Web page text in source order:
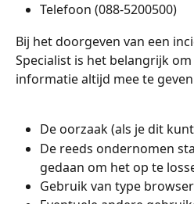
Telefoon (088-5200500)
Bij het doorgeven van een
Specialist is het belangrijk
informatie altijd mee te
De oorzaak (als je dit
De reeds ondernomen
gedaan om het op te
Gebruik van type browser